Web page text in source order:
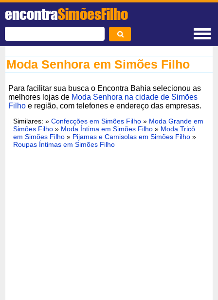
encontraSimõesFilho
Moda Senhora em Simões Filho
Para facilitar sua busca o Encontra Bahia selecionou as
melhores lojas de Moda Senhora na cidade de Simões
Filho e região, com telefones e endereço das empresas.
Similares: »Confecções em Simões Filho » Moda Grande em
Simões Filho » Moda Íntima em Simões Filho » Moda Tricô
em Simões Filho » Pijamas e Camisolas em Simões Filho »
Roupas Íntimas em Simões Filho